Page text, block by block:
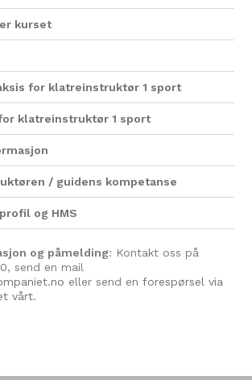
kurset
for klatreinstruktør 1 sport
klatreinstruktør 1 sport
/ guidens kompetanse
og HMS
og påmelding: Kontakt oss på
, send en mail
eller send enforespørsel via
vårt.